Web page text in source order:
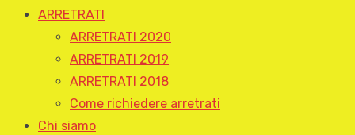
ARRETRATI
ARRETRATI 2020
ARRETRATI 2019
ARRETRATI 2018
Come richiedere arretrati
Chi siamo